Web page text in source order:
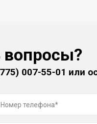
вопросы?
007-55-01 или